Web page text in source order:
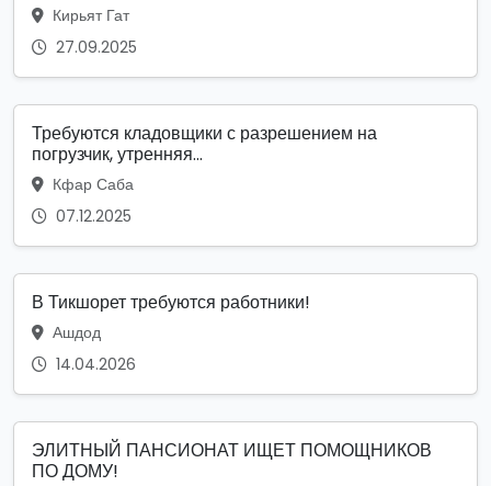
Кирьят Гат
27.09.2025
Требуются кладовщики с разрешением на
погрузчик, утренняя...
Кфар Саба
07.12.2025
В Тикшорет требуются работники!
Ашдод
14.04.2026
ЭЛИТНЫЙ ПАНСИОНАТ ИЩЕТ ПОМОЩНИКОВ
ПО ДОМУ!